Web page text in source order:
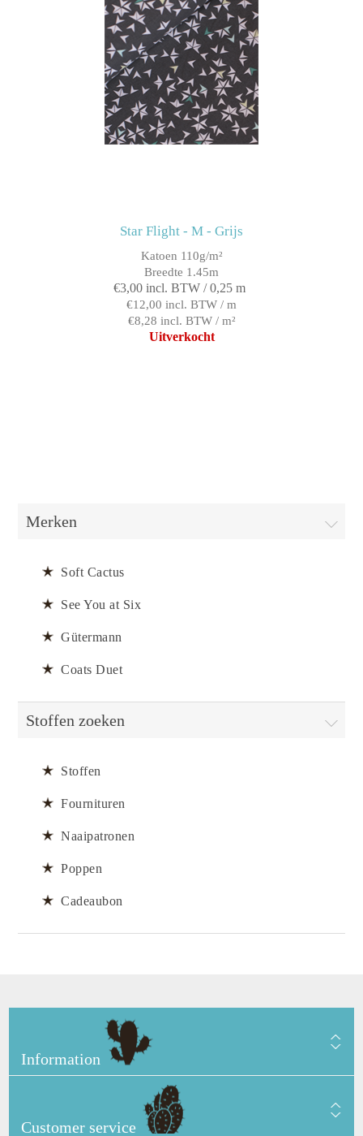
Star Flight - M - Grijs
Katoen 110g/m²
Breedte 1.45m
€3,00 incl. BTW / 0,25 m
€12,00 incl. BTW / m
€8,28 incl. BTW / m²
Uitverkocht
Merken
Soft Cactus
See You at Six
Gütermann
Coats Duet
Stoffen zoeken
Stoffen
Fournituren
Naaipatronen
Poppen
Cadeaubon
Information
Customer service